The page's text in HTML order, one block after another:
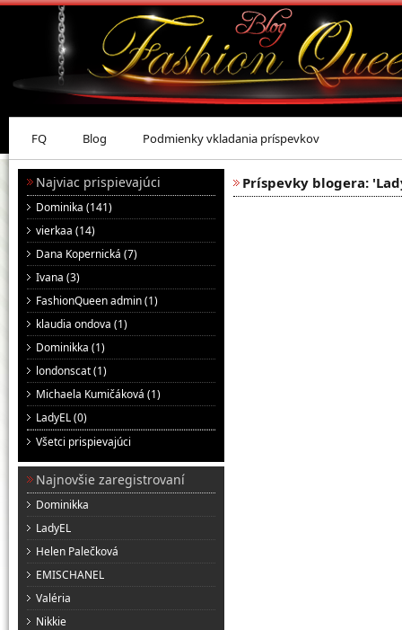
FQ Blog Podmienky vkladania príspevkov
Najviac prispievajúci
Dominika (141)
vierkaa (14)
Dana Kopernická (7)
Ivana (3)
FashionQueen admin (1)
klaudia ondova (1)
Dominikka (1)
londonscat (1)
Michaela Kumičáková (1)
LadyEL (0)
Všetci prispievajúci
Najnovšie zaregistrovaní
Dominikka
LadyEL
Helen Palečková
EMISCHANEL
Valéria
Nikkie
Príspevky blogera: